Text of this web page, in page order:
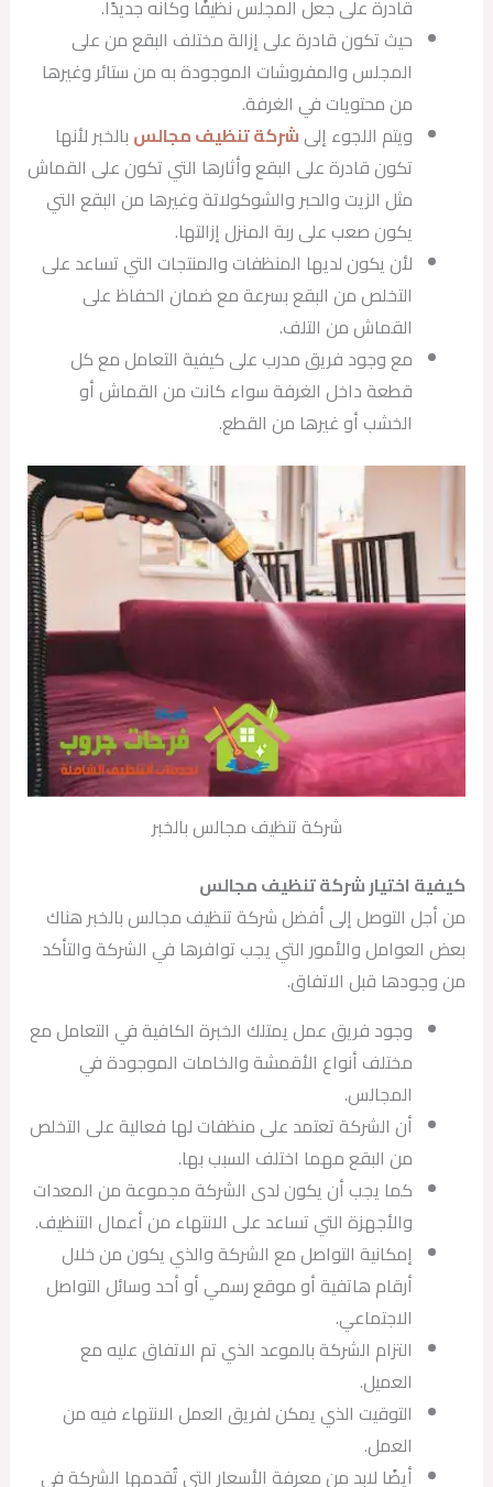
قادرة على جعل المجلس نظيفًا وكأنه جديدًا.
حيث تكون قادرة على إزالة مختلف البقع من على
المجلس والمفروشات الموجودة به من ستائر وغيرها
من محتويات في الغرفة.
ويتم اللجوء إلىشركة تنظيف مجالس بالخبر لأنها
تكون قادرة على البقع وأثارها التي تكون على القماش
مثل الزيت والحبر والشوكولاتة وغيرها من البقع التي
يكون صعب على ربة المنزل إزالتها.
لأن يكون لديها المنظفات والمنتجات التي تساعد على
التخلص من البقع بسرعة مع ضمان الحفاظ على
القماش من التلف.
مع وجود فريق مدرب على كيفية التعامل مع كل
قطعة داخل الغرفة سواء كانت من القماش أو
الخشب أو غيرها من القطع.
شركة تنظيف مجالس بالخبر
كيفية اختيار شركة تنظيف مجالس
من أجل التوصل إلى أفضل شركة تنظيف مجالس بالخبر هناك
بعض العوامل والأمور التي يجب توافرها في الشركة والتأكد
من وجودها قبل الاتفاق.
وجود فريق عمل يمتلك الخبرة الكافية في التعامل مع
مختلف أنواع الأقمشة والخامات الموجودة في
المجالس.
أن الشركة تعتمد على منظفات لها فعالية على التخلص
من البقع مهما اختلف السبب بها.
كما يجب أن يكون لدى الشركة مجموعة من المعدات
والأجهزة التي تساعد على الانتهاء من أعمال التنظيف.
إمكانية التواصل مع الشركة والذي يكون من خلال
أرقام هاتفية أو موقع رسمي أو أحد وسائل التواصل
الاجتماعي.
التزام الشركة بالموعد الذي تم الاتفاق عليه مع
العميل.
التوقيت الذي يمكن لفريق العمل الانتهاء فيه من
العمل.
أيضًا لابد من معرفة الأسعار التي تُقدمها الشركة في